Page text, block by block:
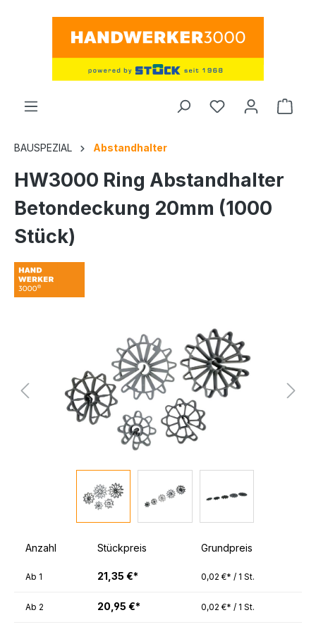
springen
BAUSPEZIAL Abstandhalter
HW3000 Ring Abstandhalter
Betondeckung 20mm (1000
Stück)
Anzahl Stückpreis Grundpreis
Ab 1 21,35 €* 0,02 €* / 1 St.
Ab 2 20,95 €* 0,02 €* / 1 St.